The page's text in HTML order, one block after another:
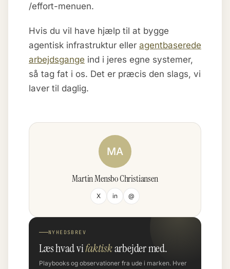
/effort-menuen.
Hvis du vil have hjælp til at bygge
agentisk infrastruktur eller agentbaserede
arbejdsgange ind i jeres egne systemer,
så tag fat i os. Det er præcis den slags, vi
laver til daglig.
MA
Martin Mensbo Christiansen
X in @
NYHEDSBREV
Læs hvad vifaktiskarbejder med.
Playbooks og observationer fra ude i marken. Hver